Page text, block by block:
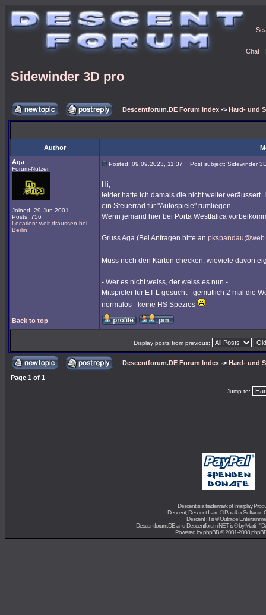
Chat |
Sidewinder 3D pro
Descentforum.DE Forum Index -> Hard- und
Author
Aga
Forum-Nutzer
Joined: 29 Jun 2001
Posts: 756
Location: weit draussen bei
Berlin
Posted: 09.09.2023, 11:37 Post subject: Sidewinder
Hi,
leider hatte ich damals die nicht weiter
ein Steuerrad für "Autospiele" rumliegen.
Wenn jemand hier bei Porta Westfalica
Gruss Aga (Bei Anfragen bitte an
Muss noch den Karton checken, wieviele davon
- Wer es nicht weiss, der weiss es nun -
Mitspieler für ET-L gesucht - gemütlich 2 mal die
normalos - keine HS Spezies
Back to top
Display posts from previous:
Descentforum.DE Forum Index -> Hard- und
Page 1 of 1
Jump to:
Descent is a trademark ofInterplay
Descent, Descent II are ©Parallax Software
Descent III is ©Outrage
Descentforum.DE and Descentforum.NET is © byMartin
Powered byphpBB© 2001-2008